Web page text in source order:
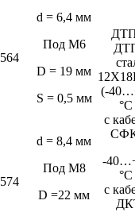
(-
°C
c
-
°C
c
564
d = 6,4 мм
Под М6
D = 19 мм
S = 0,5 мм
574
d = 8,4 мм
Под М8
D =22 мм